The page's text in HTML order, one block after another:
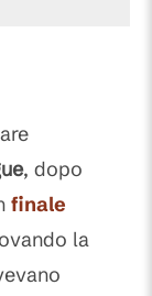
, dopo
finale
la